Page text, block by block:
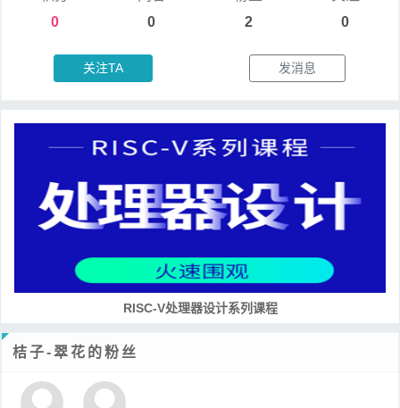
0
0
2
0
关注TA 发消息
RISC-V处理器设计系列课程
桔子-翠花的粉丝